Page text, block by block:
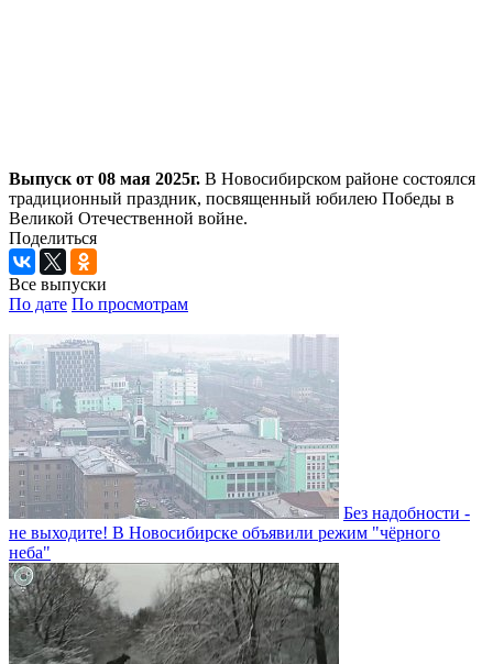
Выпуск от 08 мая 2025г. В Новосибирском районе состоялся
традиционный праздник, посвященный юбилею Победы в
Великой Отечественной войне.
Поделиться
Все выпуски
По дате По просмотрам
Без надобности -
не выходите! В Новосибирске объявили режим "чёрного
неба"